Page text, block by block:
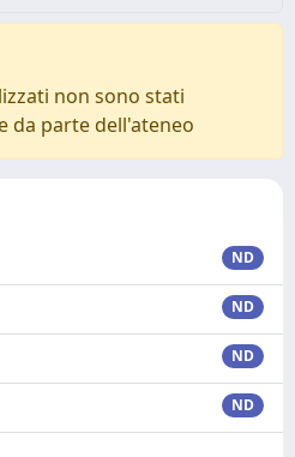
non sono stati
da parte dell'ateneo
ND
ND
ND
ND